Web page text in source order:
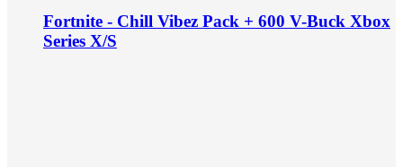
Fortnite - Chill Vibez Pack + 600 V-Buck Xbox
Series X/S